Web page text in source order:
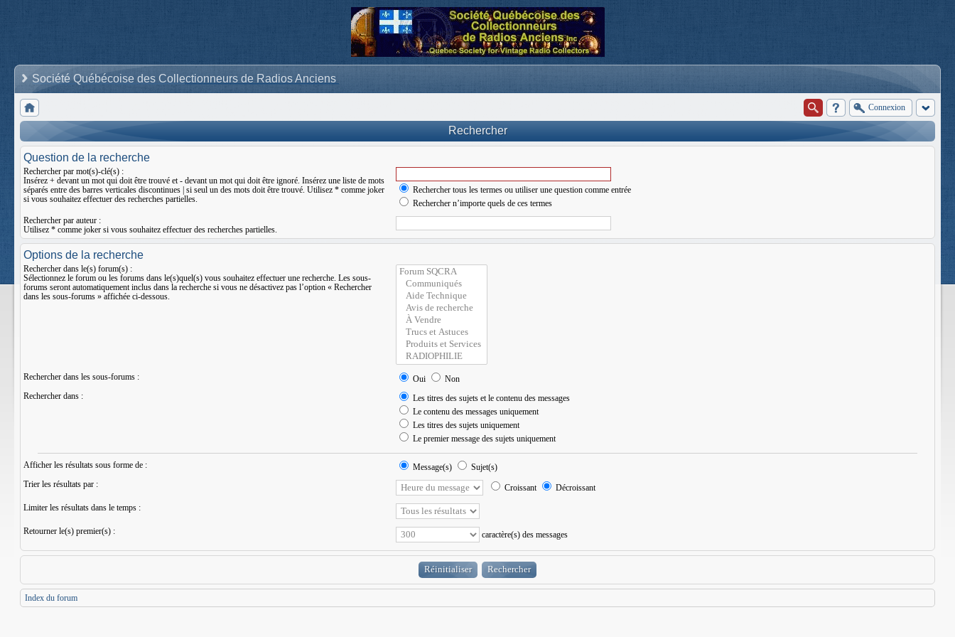
Société Québécoise des Collectionneurs de Radios Anciens
Connexion
Rechercher
Question de la recherche
Rechercher par mot(s)-clé(s) :
Insérez + devant un mot qui doit être trouvé et- devant un mot qui doit être ignoré. Insérez une liste de mots
séparés entre des barres verticales discontinues si seul un des mots doit être trouvé. Utilisez * comme joker
si vous souhaitez effectuer des recherches partielles.
Rechercher tous les termes ou utiliser une question comme entrée
Rechercher n’importe quels de ces termes
Rechercher par auteur :
Utilisez * comme joker si vous souhaitez effectuer des recherches partielles.
Options de la recherche
Rechercher dans le(s) forum(s) :
Sélectionnez le forum ou les forums dans le(s)quel(s) vous souhaitez effectuer une recherche. Les sous-
forums seront automatiquement inclus dans la recherche si vous ne désactivez pas l’option « Rechercher
dans les sous-forums » affichée ci-dessous.
Rechercher dans les sous-forums : Oui
Non
Rechercher dans :
Les titres des sujets et le contenu des messages
Le contenu des messages uniquement
Les titres des sujets uniquement
Le premier message des sujets uniquement
Afficher les résultats sous forme de : Message(s)
Sujet(s)
Trier les résultats par :
Croissant
Décroissant
Limiter les résultats dans le temps :
Retourner le(s) premier(s) : caractère(s) des messages
Index du forum